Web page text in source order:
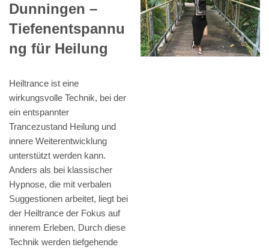
Dunningen –
Tiefenentspannu
ng für Heilung
Heiltrance ist eine
wirkungsvolle Technik, bei der
ein entspannter
Trancezustand Heilung und
innere Weiterentwicklung
unterstützt werden kann.
Anders als bei klassischer
Hypnose, die mit verbalen
Suggestionen arbeitet, liegt bei
der Heiltrance der Fokus auf
innerem Erleben. Durch diese
Technik werden tiefgehende